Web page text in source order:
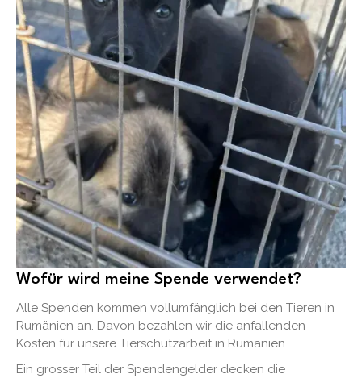
Wofür wird meine Spende verwendet?
Alle Spenden kommen vollumfänglich bei den Tieren in
Rumänien an. Davon bezahlen wir die anfallenden
Kosten für unsere Tierschutzarbeit in Rumänien.
Ein grosser Teil der Spendengelder decken die